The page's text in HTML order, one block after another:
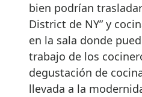
bien podrían
District de NY” y
en la sala donde
trabajo de los
degustación de
llevada a la